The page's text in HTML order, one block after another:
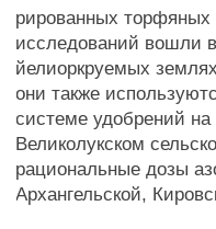
рированных
исследований вошли
йелиоркруемых
они также
системе удобрений
Великолукском
рациональные дозы
Архангельской,